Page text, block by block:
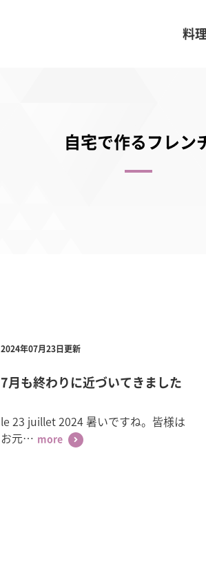
料
自宅で作るフレン
2024年07月23日更新
7月も終わりに近づいてきました
le 23 juillet 2024 暑いですね。皆様は
お元… more